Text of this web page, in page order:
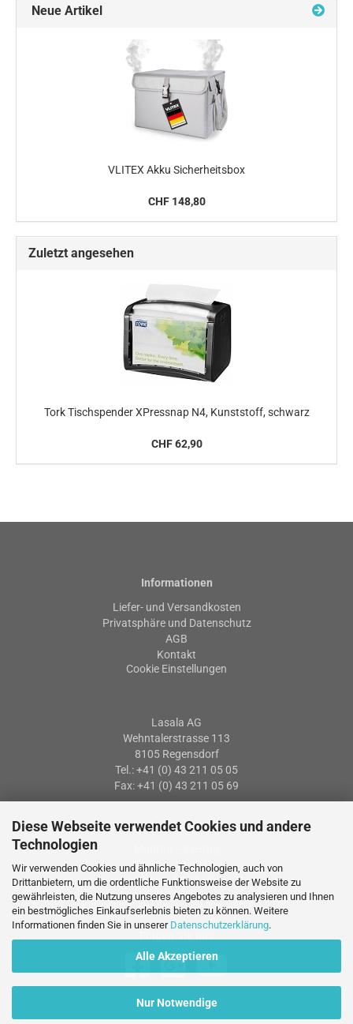
Diese Webseite verwendet Cookies und andere
Technologien
Wir verwenden Cookies und ähnliche Technologien, auch von
Drittanbietern, um die ordentliche Funktionsweise der Website zu
gewährleisten, die Nutzung unseres Angebotes zu analysieren und Ihnen
ein bestmögliches Einkaufserlebnis bieten zu können. Weitere
Informationen finden Sie in unserer Datenschutzerklärung.
Alle Akzeptieren
Nur Notwendige
Neue Artikel
VLITEX Akku Sicherheitsbox
CHF 148,80
Zuletzt angesehen
Tork Tischspender XPressnap N4, Kunststoff, schwarz
CHF 62,90
Informationen
Liefer- und Versandkosten
Privatsphäre und Datenschutz
AGB
Kontakt
Cookie Einstellungen
Lasala AG
Wehntalerstrasse 113
8105 Regensdorf
Tel.: +41 (0) 43 211 05 05
Fax: +41 (0) 43 211 05 69
Öffnungszeiten
07: 30 – 12:00 Uhr
13:15 – 17:15 Uhr